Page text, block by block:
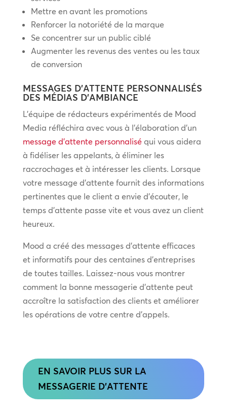
Mettre en avant les promotions
Renforcer la notoriété de la marque
Se concentrer sur un public ciblé
Augmenter les revenus des ventes ou les taux
de conversion
MESSAGES D’ATTENTE PERSONNALISÉS
DES MÉDIAS D’AMBIANCE
L’équipe de rédacteurs expérimentés de Mood
Media réfléchira avec vous à l’élaboration d’un
message d’attente personnaliséqui vous aidera
à fidéliser les appelants, à éliminer les
raccrochages et à intéresser les clients. Lorsque
votre message d’attente fournit des informations
pertinentes que le client a envie d’écouter, le
temps d’attente passe vite et vous avez un client
heureux.
Mood a créé des messages d’attente efficaces
et informatifs pour des centaines d’entreprises
de toutes tailles. Laissez-nous vous montrer
comment la bonne messagerie d’attente peut
accroître la satisfaction des clients et améliorer
les opérations de votre centre d’appels.
EN SAVOIR PLUS SUR LA
MESSAGERIE D'ATTENTE